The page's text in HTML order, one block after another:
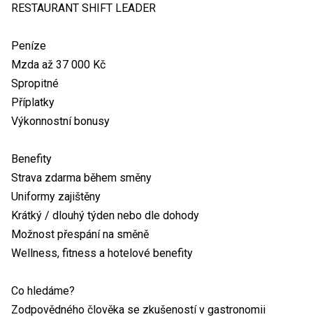
RESTAURANT SHIFT LEADER
Peníze
Mzda až 37 000 Kč
Spropitné
Příplatky
Výkonnostní bonusy
Benefity
Strava zdarma během směny
Uniformy zajištěny
Krátký / dlouhý týden nebo dle dohody
Možnost přespání na směně
Wellness, fitness a hotelové benefity
Co hledáme?
Zodpovědného člověka se zkušeností v gastronomii